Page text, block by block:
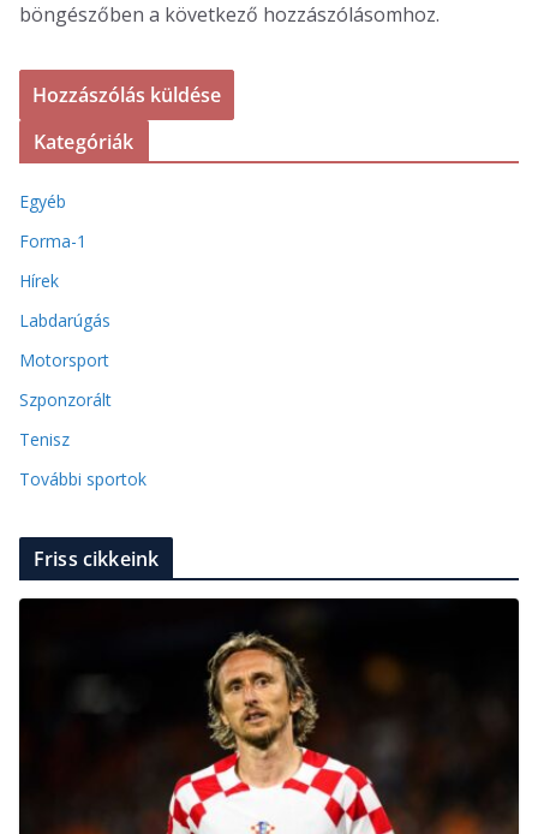
böngészőben a következő hozzászólásomhoz.
Kategóriák
Egyéb
Forma-1
Hírek
Labdarúgás
Motorsport
Szponzorált
Tenisz
További sportok
Friss cikkeink